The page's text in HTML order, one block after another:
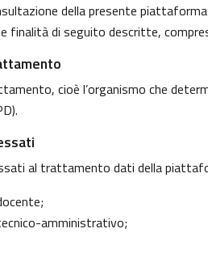
della presente
finalità di seguito descritte,
cioè l’organismo che
al trattamento dati della
amministrativo;